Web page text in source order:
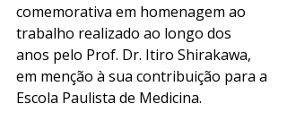
comemorativa em homenagem ao
trabalho realizado ao longo dos
anos pelo Prof. Dr. Itiro Shirakawa,
em menção à sua contribuição para a
Escola Paulista de Medicina.